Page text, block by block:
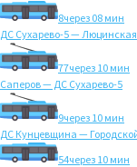
8через 08 мин
ДС Сухарево-5 — Люцинская
77через 10 мин
Саперов — ДС Сухарево-5
9через 10 мин
ДС Кунцевщина —
54через 10 мин